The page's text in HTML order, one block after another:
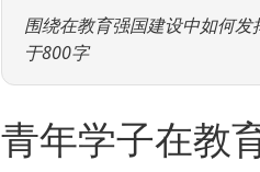
围绕在教育强国建设中如何
于800字
青年学子在教